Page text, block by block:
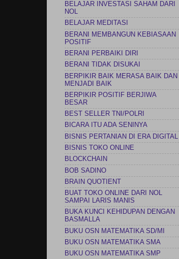
BELAJAR INVESTASI SAHAM DARI
NOL
BELAJAR MEDITASI
BERANI MEMBANGUN KEBIASAAN
POSITIF
BERANI PERBAIKI DIRI
BERANI TIDAK DISUKAI
BERPIKIR BAIK MERASA BAIK DAN
MENJADI BAIK
BERPIKIR POSITIF BERJIWA
BESAR
BEST SELLER TNI/POLRI
BICARA ITU ADA SENINYA
BISNIS PERTANIAN DI ERA DIGITAL
BISNIS TOKO ONLINE
BLOCKCHAIN
BOB SADINO
BRAIN QUOTIENT
BUAT TOKO ONLINE DARI NOL
SAMPAI LARIS MANIS
BUKA KUNCI KEHIDUPAN DENGAN
BASMALLA
BUKU OSN MATEMATIKA SD/MI
BUKU OSN MATEMATIKA SMA
BUKU OSN MATEMATIKA SMP